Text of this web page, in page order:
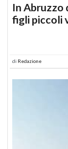
In Abruzzo
figli piccoli
di Redazione